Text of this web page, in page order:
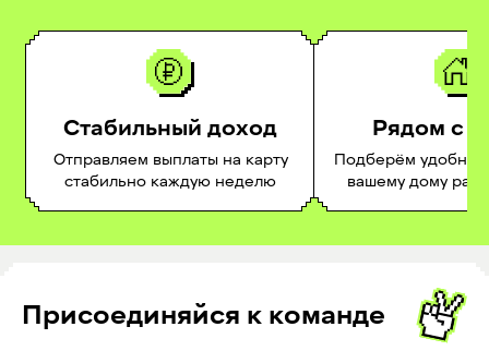
Стабильный доход
Отправляем выплаты на карту
стабильно каждую неделю
Рядом с
Подберём удобное
вашему дому
Присоединяйся к команде